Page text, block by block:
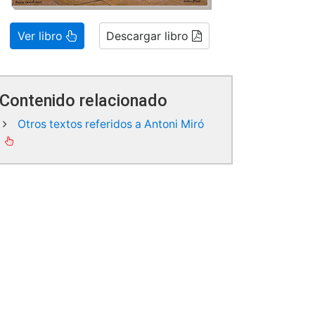
Ver libro Descargar libro
relacionado
Otros textos referidos a Antoni Miró